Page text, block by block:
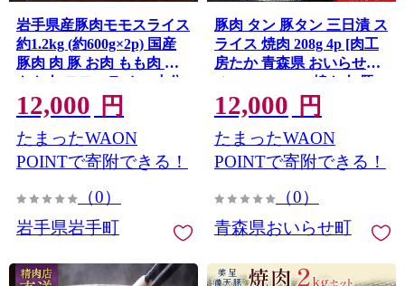
岩手県産豚肉モモスライス
約1.2kg (約600g×2p) 国産
豚肉 肉 豚 お肉 もも肉 豚
もも肉 モモスライス 小分
け 焼肉 野菜炒め 生姜焼き
岩手県 岩手町
12,000 円
たまったWAON
POINTで寄附できる！
（0）
岩手県岩手町
豚肉 タン 豚タン 三日漬 ス
ライス 焼肉 208g 4p [肉工
房たか 青森県 おいらせ町
oi02ayo670003] 焼き肉 豚
たん 冷凍 味付き肉 味噌 み
そ 小分け 個包装 真空パッ
ク
12,000 円
たまったWAON
POINTで寄附できる！
（0）
青森県おいらせ町